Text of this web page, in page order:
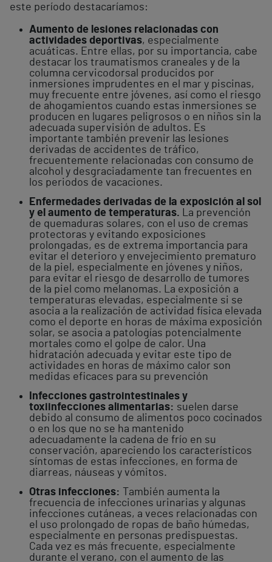
este período destacaríamos:
Aumento de lesiones relacionadas con
actividades deportivas, especialmente
acuáticas. Entre ellas, por su importancia, cabe
destacar los traumatismos craneales y de la
columna cervicodorsal producidos por
inmersiones imprudentes en el mar y piscinas,
muy frecuente entre jóvenes, así como el riesgo
de ahogamientos cuando estas inmersiones se
producen en lugares peligrosos o en niños sin la
adecuada supervisión de adultos. Es
importante también prevenir las lesiones
derivadas de accidentes de tráfico,
frecuentemente relacionadas con consumo de
alcohol y desgraciadamente tan frecuentes en
los periodos de vacaciones.
Enfermedades derivadas de la exposición al sol
y el aumento de temperaturas. La prevención
de quemaduras solares, con el uso de cremas
protectoras y evitando exposiciones
prolongadas, es de extrema importancia para
evitar el deterioro y envejecimiento prematuro
de la piel, especialmente en jóvenes y niños,
para evitar el riesgo de desarrollo de tumores
de la piel como melanomas. La exposición a
temperaturas elevadas, especialmente si se
asocia a la realización de actividad física elevada
como el deporte en horas de máxima exposición
solar, se asocia a patologías potencialmente
mortales como el golpe de calor. Una
hidratación adecuada y evitar este tipo de
actividades en horas de máximo calor son
medidas eficaces para su prevención
Infecciones gastrointestinales y
toxiinfecciones alimentarias: suelen darse
debido al consumo de alimentos poco cocinados
o en los que no se ha mantenido
adecuadamente la cadena de frío en su
conservación, apareciendo los característicos
síntomas de estas infecciones, en forma de
diarreas, náuseas y vómitos.
Otras infecciones:
También aumenta la
frecuencia de infecciones urinarias y algunas
infecciones cutáneas, a veces relacionadas con
el uso prolongado de ropas de baño húmedas,
especialmente en personas predispuestas.
Cada vez es más frecuente, especialmente
durante el verano, con el aumento de las